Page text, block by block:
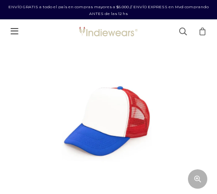
ENVÍO GRATIS a todo el país en compras mayores a $5.000 // ENVÍO EXPRESS en Mvd comprando
ANTES de las 12 hs
